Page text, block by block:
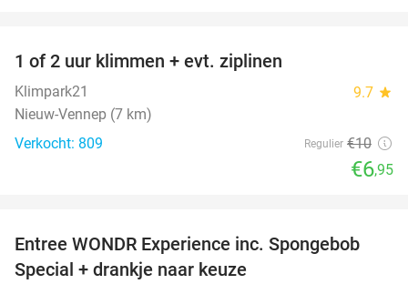
1 of 2 uur klimmen + evt. ziplinen
Klimpark21 9.7 star
Nieuw-Vennep (7 km)
Verkocht: 809
Regulier €10
€6,95
27%
Entree WONDR Experience inc. Spongebob
Special + drankje naar keuze